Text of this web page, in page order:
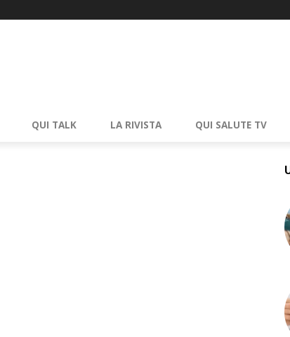
QUI TALK LA RIVISTA QUI SALUTE TV